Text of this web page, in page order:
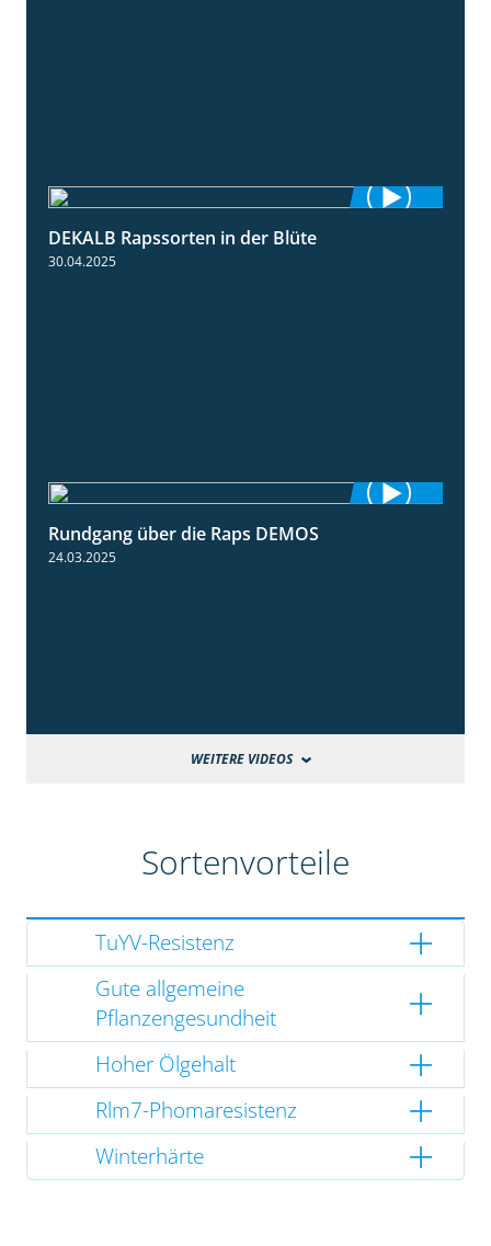
DEKALB Rapssorten in der Blüte
30.04.2025
Rundgang über die Raps DEMOS
24.03.2025
WEITERE VIDEOS
Sortenvorteile
TuYV-Resistenz
Gute allgemeine
Pflanzengesundheit
Hoher Ölgehalt
Rlm7-Phomaresistenz
Winterhärte